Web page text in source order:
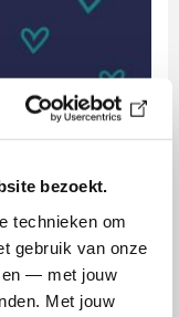
bezoekt.
technieken om
gebruik van onze
en — met jouw
Met jouw